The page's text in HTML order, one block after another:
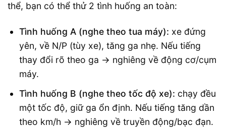
thể, bạn có thể thử 2 tình huống an toàn:
Tình huống A (nghe theo tua máy): xe đứng
yên, về N/P (tùy xe), tăng ga nhẹ. Nếu tiếng
thay đổi rõ theo ga → nghiêng về động cơ/cụm
máy.
Tình huống B (nghe theo tốc độ xe): chạy đều
một tốc độ, giữ ga ổn định. Nếu tiếng tăng dần
theo km/h → nghiêng về truyền động/bạc đạn.